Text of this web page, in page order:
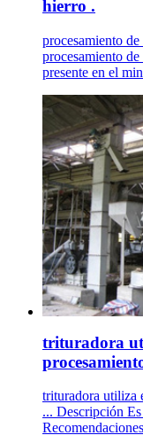
hierro .
procesamiento
procesamiento
presente en el
trituradora
trituradora utiliza
... Descripción